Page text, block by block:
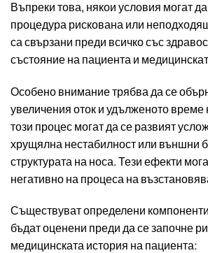
Въпреки това, някои условия могат
процедура рискована или
са свързани преди всичко със
състояние на пациента и
Особено внимание трябва да се
увеличения оток и удълженото време
този процес могат да се развият
хрущялна нестабилност или външни
структурата на носа. Тези ефекти
негативно на процеса на
Съществуват определени
бъдат оценени преди да се започне
медицинската история на пациента: